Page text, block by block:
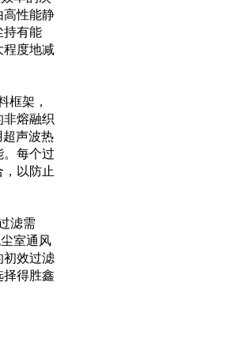
性能静
持有能
度地减
框架，
熔融织
声波热
每个过
以防止
滤需
室通风
效过滤
得胜鑫